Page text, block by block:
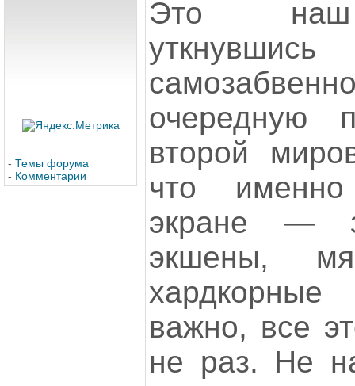
- Темы форума
- Комментарии
Это наш
очередную
второй
что
экране —
экшены,
важно, все
не раз. Не